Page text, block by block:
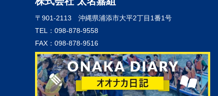
〒901-2113 沖縄県浦添市大平2丁目1番1号
TEL：098-878-9558
FAX：098-878-9516